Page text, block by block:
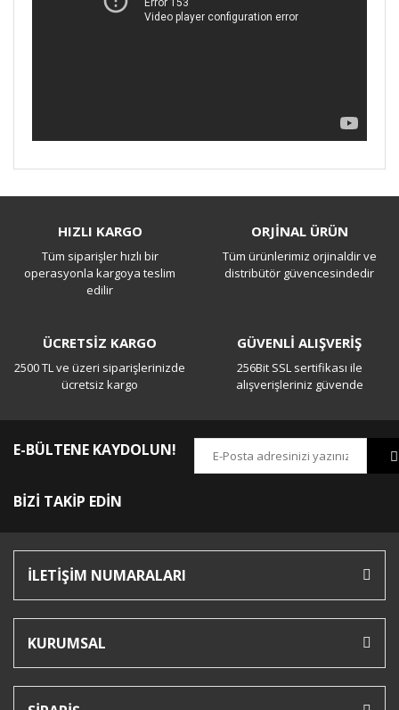
Yorum Yaz
HIZLI KARGO
Tüm siparişler hızlı bir
operasyonla kargoya teslim
edilir
ORJİNAL ÜRÜN
Tüm ürünlerimiz orjinaldir ve
distribütör güvencesindedir
ÜCRETSİZ KARGO
2500 TL ve üzeri siparişlerinizde
ücretsiz kargo
GÜVENLİ ALIŞVERİŞ
256Bit SSL sertifikası ile
alışverişleriniz güvende
E-BÜLTENE KAYDOLUN!
BİZİ TAKİP EDİN
İLETİŞİM NUMARALARI
KURUMSAL